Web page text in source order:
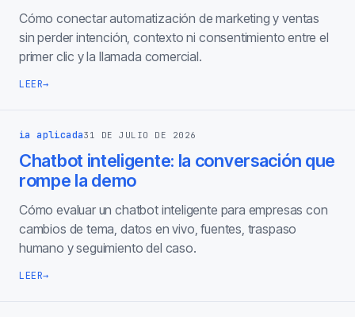
Cómo conectar automatización de marketing y ventas
sin perder intención, contexto ni consentimiento entre el
primer clic y la llamada comercial.
LEER→
ia aplicada31 DE JULIO DE 2026
Chatbot inteligente: la conversación que
rompe la demo
Cómo evaluar un chatbot inteligente para empresas con
cambios de tema, datos en vivo, fuentes, traspaso
humano y seguimiento del caso.
LEER→